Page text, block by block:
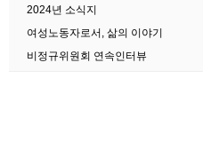
2024년 소식지
여성노동자로서, 삶의 이야기
비정규위원회 연속인터뷰